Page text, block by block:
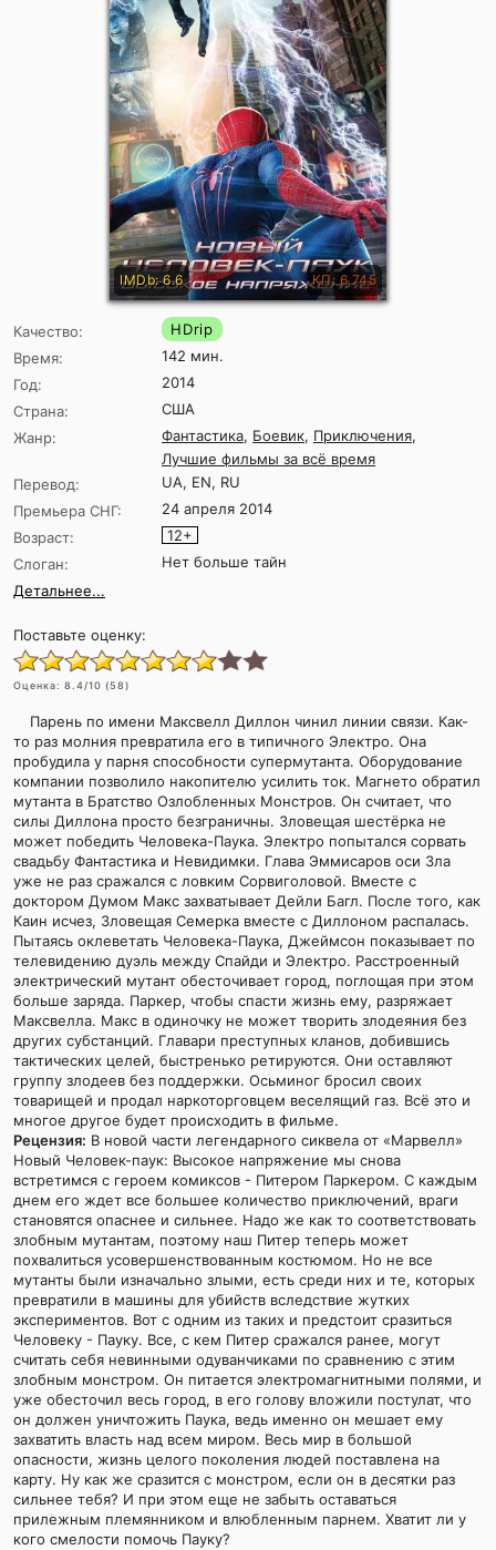
IMDb: 6.6 КП: 6.745
Качество:
HDrip
Время:
142 мин.
Год:
2014
Страна:
США
Жанр:
Фантастика, Боевик, Приключения,
Лучшие фильмы за всё время
Перевод:
UA, EN, RU
Премьера СНГ:
24 апреля 2014
Возраст:
12+
Слоган:
Нет больше тайн
Детальнее...
Поставьте оценку:
Оценка: 8.4/10 (58)
Парень по имени Максвелл Диллон чинил линии связи. Как-
то раз молния превратила его в типичного Электро. Она
пробудила у парня способности супермутанта. Оборудование
компании позволило накопителю усилить ток. Магнето обратил
мутанта в Братство Озлобленных Монстров. Он считает, что
силы Диллона просто безграничны. Зловещая шестёрка не
может победить Человека-Паука. Электро попытался сорвать
свадьбу Фантастика и Невидимки. Глава Эммисаров оси Зла
уже не раз сражался с ловким Сорвиголовой. Вместе с
доктором Думом Макс захватывает Дейли Багл. После того, как
Каин исчез, Зловещая Семерка вместе с Диллоном распалась.
Пытаясь оклеветать Человека-Паука, Джеймсон показывает по
телевидению дуэль между Спайди и Электро. Расстроенный
электрический мутант обесточивает город, поглощая при этом
больше заряда. Паркер, чтобы спасти жизнь ему, разряжает
Максвелла. Макс в одиночку не может творить злодеяния без
других субстанций. Главари преступных кланов, добившись
тактических целей, быстренько ретируются. Они оставляют
группу злодеев без поддержки. Осьминог бросил своих
товарищей и продал наркоторговцем веселящий газ. Всё это и
многое другое будет происходить в фильме.
Рецензия: В новой части легендарного сиквела от «Марвелл»
Новый Человек-паук: Высокое напряжение мы снова
встретимся с героем комиксов - Питером Паркером. С каждым
днем его ждет все большее количество приключений, враги
становятся опаснее и сильнее. Надо же как то соответствовать
злобным мутантам, поэтому наш Питер теперь может
похвалиться усовершенствованным костюмом. Но не все
мутанты были изначально злыми, есть среди них и те, которых
превратили в машины для убийств вследствие жутких
экспериментов. Вот с одним из таких и предстоит сразиться
Человеку - Пауку. Все, с кем Питер сражался ранее, могут
считать себя невинными одуванчиками по сравнению с этим
злобным монстром. Он питается электромагнитными полями, и
уже обесточил весь город, в его голову вложили постулат, что
он должен уничтожить Паука, ведь именно он мешает ему
захватить власть над всем миром. Весь мир в большой
опасности, жизнь целого поколения людей поставлена на
карту. Ну как же сразится с монстром, если он в десятки раз
сильнее тебя? И при этом еще не забыть оставаться
прилежным племянником и влюбленным парнем. Хватит ли у
кого смелости помочь Пауку?